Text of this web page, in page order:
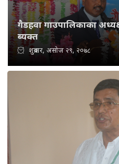
गैडहवा गाउपालिकाका
ब्यक्त
शुक्रबार, असोज २९, २०७८